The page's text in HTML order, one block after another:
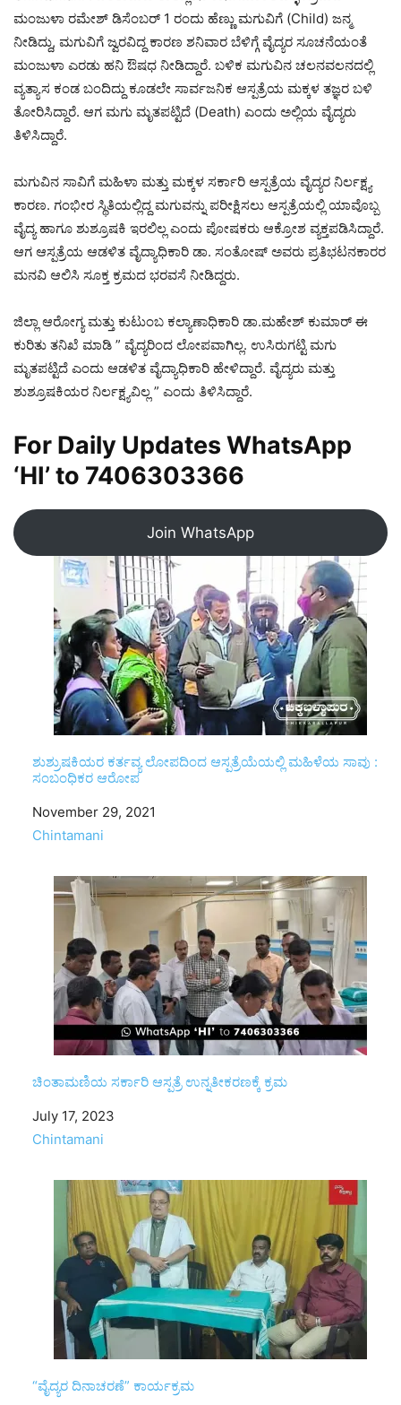
ಮಂಜುಳಾ ರಮೇಶ್‌ ಡಿಸೆಂಬರ್ 1 ರಂದು ಹೆಣ್ಣು ಮಗುವಿಗೆ (Child) ಜನ್ಮ
ನೀಡಿದ್ದು, ಮಗುವಿಗೆ ಜ್ವರವಿದ್ದ ಕಾರಣ ಶನಿವಾರ ಬೆಳಿಗ್ಗೆ ವೈದ್ಯರ ಸೂಚನೆಯಂತೆ
ಮಂಜುಳಾ ಎರಡು ಹನಿ ಔಷಧ ನೀಡಿದ್ದಾರೆ. ಬಳಿಕ ಮಗುವಿನ ಚಲನವಲನದಲ್ಲಿ
ವ್ಯತ್ಯಾಸ ಕಂಡ ಬಂದಿದ್ದು ಕೂಡಲೇ ಸಾರ್ವಜನಿಕ ಆಸ್ಪತ್ರೆಯ ಮಕ್ಕಳ ತಜ್ಞರ ಬಳಿ
ತೋರಿಸಿದ್ದಾರೆ. ಆಗ ಮಗು ಮೃತಪಟ್ಟಿದೆ (Death) ಎಂದು ಅಲ್ಲಿಯ ವೈದ್ಯರು
ತಿಳಿಸಿದ್ದಾರೆ.
ಮಗುವಿನ ಸಾವಿಗೆ ಮಹಿಳಾ ಮತ್ತು ಮಕ್ಕಳ ಸರ್ಕಾರಿ ಆಸ್ಪತ್ರೆಯ ವೈದ್ಯರ ನಿರ್ಲಕ್ಷ್ಯ
ಕಾರಣ. ಗಂಭೀರ ಸ್ಥಿತಿಯಲ್ಲಿದ್ದ ಮಗುವನ್ನು ಪರೀಕ್ಷಿಸಲು ಆಸ್ಪತ್ರೆಯಲ್ಲಿ ಯಾವೊಬ್ಬ
ವೈದ್ಯ ಹಾಗೂ ಶುಶ್ರೂಷಕಿ ಇರಲಿಲ್ಲ ಎಂದು ಪೋಷಕರು ಆಕ್ರೋಶ ವ್ಯಕ್ತಪಡಿಸಿದ್ದಾರೆ.
ಆಗ ಆಸ್ಪತ್ರೆಯ ಆಡಳಿತ ವೈದ್ಯಾಧಿಕಾರಿ ಡಾ. ಸಂತೋಷ್ ಅವರು ಪ್ರತಿಭಟನಕಾರರ
ಮನವಿ ಆಲಿಸಿ ಸೂಕ್ತ ಕ್ರಮದ ಭರವಸೆ ನೀಡಿದ್ದರು.
ಜಿಲ್ಲಾ ಆರೋಗ್ಯ ಮತ್ತು ಕುಟುಂಬ ಕಲ್ಯಾಣಾಧಿಕಾರಿ ಡಾ.ಮಹೇಶ್ ಕುಮಾರ್ ಈ
ಕುರಿತು ತನಿಖೆ ಮಾಡಿ ” ವೈದ್ಯರಿಂದ ಲೋಪವಾಗಿಲ್ಲ. ಉಸಿರುಗಟ್ಟಿ ಮಗು
ಮೃತಪಟ್ಟಿದೆ ಎಂದು ಆಡಳಿತ ವೈದ್ಯಾಧಿಕಾರಿ ಹೇಳಿದ್ದಾರೆ. ವೈದ್ಯರು ಮತ್ತು
ಶುಶ್ರೂಷಕಿಯರ ನಿರ್ಲಕ್ಷ್ಯವಿಲ್ಲ ” ಎಂದು ತಿಳಿಸಿದ್ದಾರೆ.
For Daily Updates WhatsApp
‘HI’ to 7406303366
Join WhatsApp
ಶುಶ್ರುಷಕಿಯರ ಕರ್ತವ್ಯ ಲೋಪದಿಂದ ಆಸ್ಪತ್ರೆಯೆಯಲ್ಲಿ ಮಹಿಳೆಯ ಸಾವು :
ಸಂಬಂಧಿಕರ ಆರೋಪ
Date
November 29, 2021
In relation to
Chintamani
ಚಿಂತಾಮಣಿಯ ಸರ್ಕಾರಿ ಆಸ್ಪತ್ರೆ ಉನ್ನತೀಕರಣಕ್ಕೆ ಕ್ರಮ
Date
July 17, 2023
In relation to
Chintamani
“ವೈದ್ಯರ ದಿನಾಚರಣೆ” ಕಾರ್ಯಕ್ರಮ